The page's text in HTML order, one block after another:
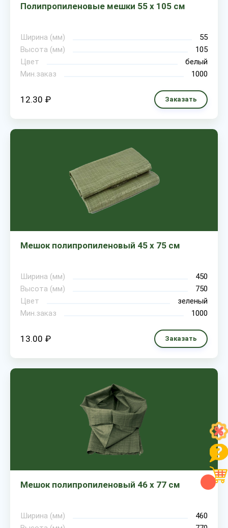
Полипропиленовые мешки 55 х 105 см
Ширина (мм)
55
Высота (мм)
105
Цвет
белый
Мин.заказ
1000
12.30 ₽ Заказать
Мешок полипропиленовый 45 х 75 см
Ширина (мм)
450
Высота (мм)
750
Цвет
зеленый
Мин.заказ
1000
13.00 ₽ Заказать
Мешок полипропиленовый 46 х 77 см
Ширина (мм)
460